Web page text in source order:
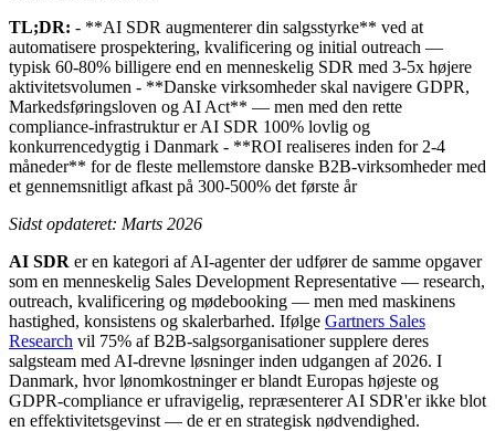
TL;DR: - **AI SDR augmenterer din salgsstyrke** ved at
automatisere prospektering, kvalificering og initial outreach —
typisk 60-80% billigere end en menneskelig SDR med 3-5x højere
aktivitetsvolumen - **Danske virksomheder skal navigere GDPR,
Markedsføringsloven og AI Act** — men med den rette
compliance-infrastruktur er AI SDR 100% lovlig og
konkurrencedygtig i Danmark - **ROI realiseres inden for 2-4
måneder** for de fleste mellemstore danske B2B-virksomheder med
et gennemsnitligt afkast på 300-500% det første år
Sidst opdateret: Marts 2026
AI SDR er en kategori af AI-agenter der udfører de samme opgaver
som en menneskelig Sales Development Representative — research,
outreach, kvalificering og mødebooking — men med maskinens
hastighed, konsistens og skalerbarhed. Ifølge Gartners Sales
Research vil 75% af B2B-salgsorganisationer supplere deres
salgsteam med AI-drevne løsninger inden udgangen af 2026. I
Danmark, hvor lønomkostninger er blandt Europas højeste og
GDPR-compliance er ufravigelig, repræsenterer AI SDR'er ikke blot
en effektivitetsgevinst — de er en strategisk nødvendighed.